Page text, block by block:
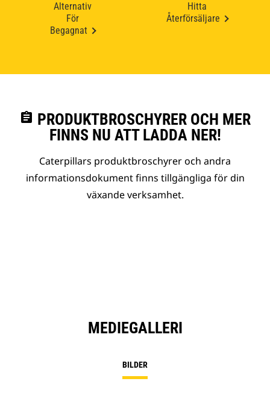
Alternativ
För
Begagnat
Hitta
Återförsäljare
assignment PRODUKTBROSCHYRER OCH MER
FINNS NU ATT LADDA NER!
Caterpillars produktbroschyrer och andra
informationsdokument finns tillgängliga för din
växande verksamhet.
MEDIEGALLERI
BILDER